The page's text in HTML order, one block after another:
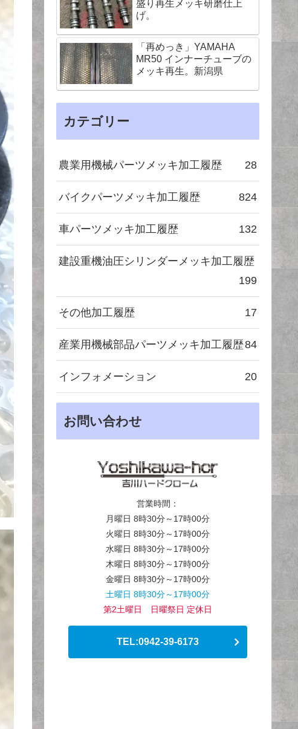
盛り再生メッキ研磨仕上
げ。
「再めっき」YAMAHA
MR50 インナーチューブの
メッキ再生。新潟県
カテゴリー
農業用機械パーツメッキ加工履歴 28
バイクパーツメッキ加工履歴 824
車パーツメッキ加工履歴 132
建設重機油圧シリンダーメッキ加工履歴
199
その他加工履歴 17
産業用機械部品パーツメッキ加工履歴84
インフォメーション 20
お問い合わせ
営業時間：
月曜日 8時30分～17時00分
火曜日 8時30分～17時00分
水曜日 8時30分～17時00分
木曜日 8時30分～17時00分
金曜日 8時30分～17時00分
土曜日 8時30分～17時00分
第2土曜日 日曜祭日 定休日
TEL:0942-39-6173